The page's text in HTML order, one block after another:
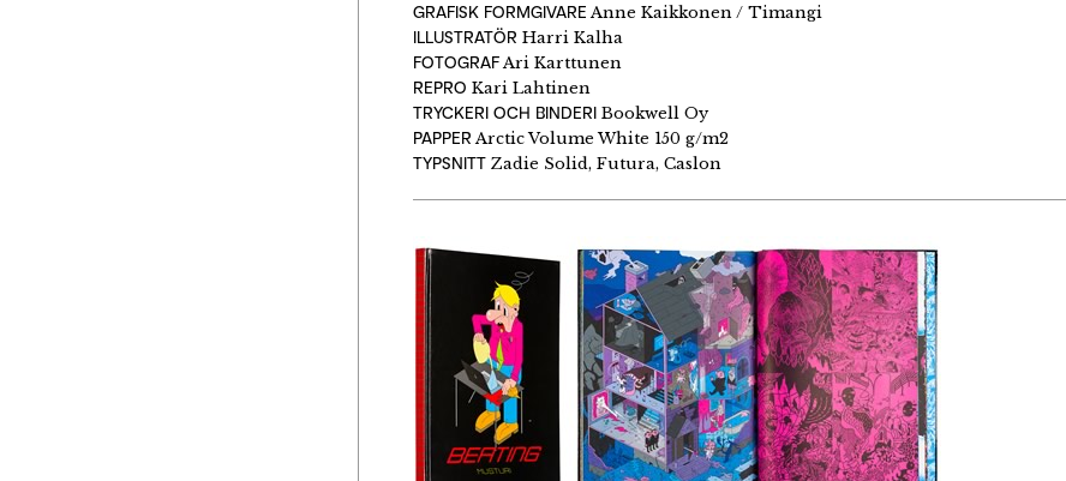
GRAFISK FORMGIVAREAnne Kaikkonen / Timangi
ILLUSTRATÖR Harri Kalha
FOTOGRAFAri Karttunen
REPRO Kari Lahtinen
TRYCKERI OCH BINDERIBookwell Oy
PAPPERArctic Volume White 150 g/m2
TYPSNITT Zadie Solid, Futura, Caslon